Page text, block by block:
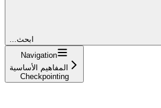
...ابحث
Navigation
المفاهيم الأساسية
Checkpointing